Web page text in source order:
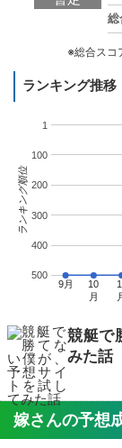
総
※総合スコ
ランキング推移
9月
10
月
1
100
200
300
400
500
ランキング順位
競艇で
みた話
嫁さんの予想